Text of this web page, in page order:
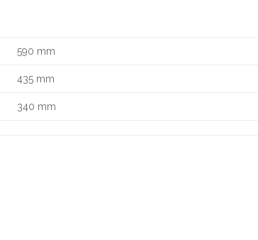
590 mm
435 mm
340 mm